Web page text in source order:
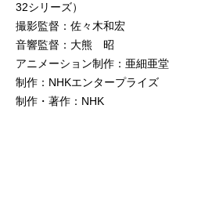
32シリーズ）
撮影監督：佐々木和宏
音響監督：大熊 昭
アニメーション制作：亜細亜堂
制作：NHKエンタープライズ
制作・著作：NHK